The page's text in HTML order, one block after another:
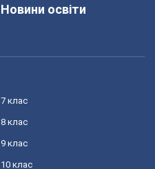
Новини освіти
7 клас
8 клас
9 клас
10 клас